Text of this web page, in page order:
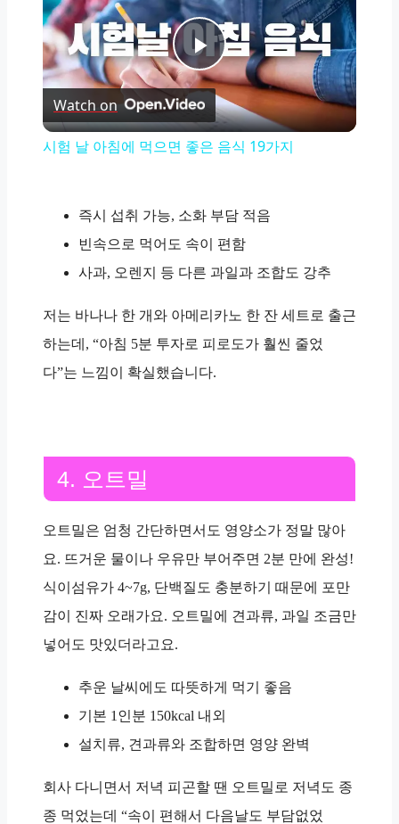
Play
Video
Watch on
시험 날 아침에 먹으면 좋은 음식 19가지
즉시 섭취 가능, 소화 부담 적음
빈속으로 먹어도 속이 편함
사과, 오렌지 등 다른 과일과 조합도 강추
저는 바나나 한 개와 아메리카노 한 잔 세트로 출근
하는데, “아침 5분 투자로 피로도가 훨씬 줄었
다”는 느낌이 확실했습니다.
4. 오트밀
오트밀은 엄청 간단하면서도 영양소가 정말 많아
요. 뜨거운 물이나 우유만 부어주면 2분 만에 완성!
식이섬유가 4~7g, 단백질도 충분하기 때문에 포만
감이 진짜 오래가요. 오트밀에 견과류, 과일 조금만
넣어도 맛있더라고요.
추운 날씨에도 따뜻하게 먹기 좋음
기본 1인분 150kcal 내외
설치류, 견과류와 조합하면 영양 완벽
회사 다니면서 저녁 피곤할 땐 오트밀로 저녁도 종
종 먹었는데 “속이 편해서 다음날도 부담없었